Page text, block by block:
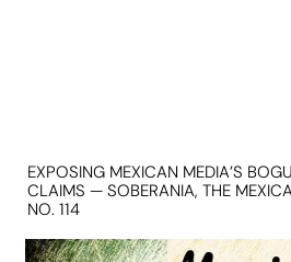
EXPOSING MEXICAN MEDIA’S
CLAIMS — SOBERANIA, THE
NO. 114